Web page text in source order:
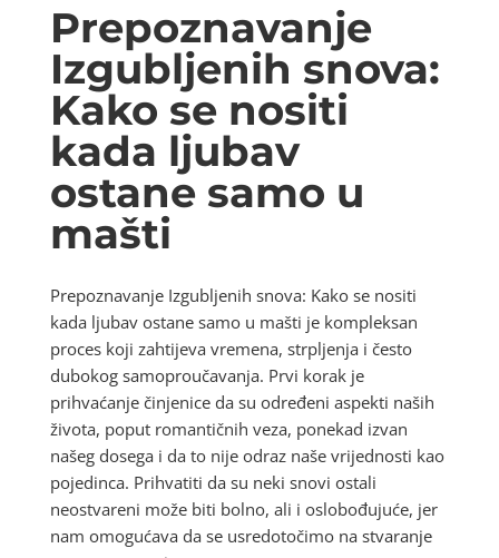
Prepoznavanje
Izgubljenih snova:
Kako se nositi
kada ljubav
ostane samo u
mašti
Prepoznavanje Izgubljenih snova: Kako se nositi
kada ljubav ostane samo u mašti je kompleksan
proces koji zahtijeva vremena, strpljenja i često
dubokog samoproučavanja. Prvi korak je
prihvaćanje činjenice da su određeni aspekti naših
života, poput romantičnih veza, ponekad izvan
našeg dosega i da to nije odraz naše vrijednosti kao
pojedinca. Prihvatiti da su neki snovi ostali
neostvareni može biti bolno, ali i oslobođujuće, jer
nam omogućava da se usredotočimo na stvaranje